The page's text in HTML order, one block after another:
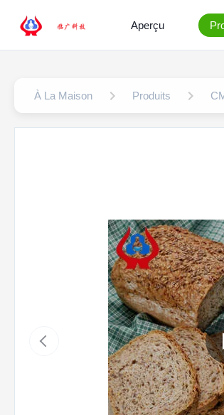
Aperçu
À La Maison Produits